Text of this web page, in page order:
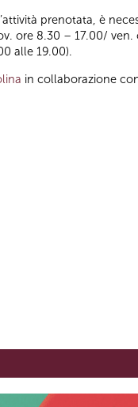
prenotata, è
ore 8.30 – 17.00/
alle 19.00).
in collaborazione